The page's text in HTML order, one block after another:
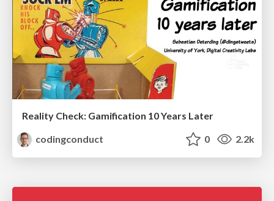
Reality Check: Gamification 10 Years Later
codingconduct
0 2.2k